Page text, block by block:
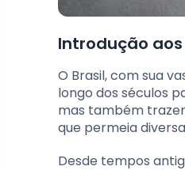
Introdução
O Brasil, com sua
longo dos séculos
mas também
que permeia
Desde tempos